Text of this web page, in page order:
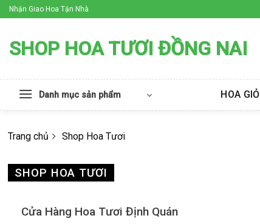
Skip
to
Nhận Giao Hoa Tận Nhà
SHOP HOA TƯƠI ĐỒNG NAI
Danh mục sản phẩm HOA GIỎ
Trang chủ Shop Hoa Tươi
SHOP HOA TƯƠI
Cửa Hàng Hoa Tươi Định Quán